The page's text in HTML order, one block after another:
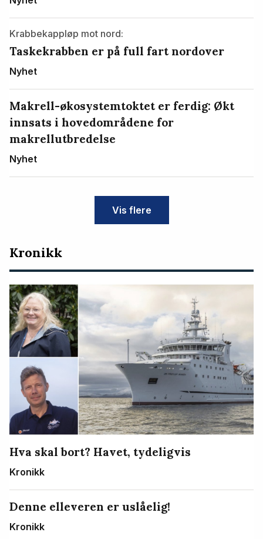
Krabbekappløp mot nord:
Taskekrabben er på full fart nordover
Nyhet
Makrell-økosystemtoktet er ferdig: Økt
innsats i hovedområdene for
makrellutbredelse
Nyhet
Vis flere
Kronikk
Hva skal bort? Havet, tydeligvis
Kronikk
Denne elleveren er uslåelig!
Kronikk